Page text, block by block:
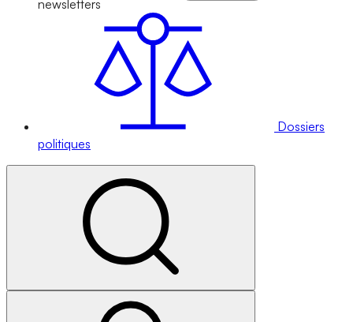
newsletters
Dossiers
politiques